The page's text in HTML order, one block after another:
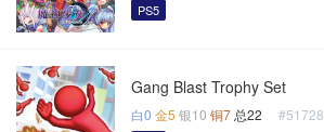
PS5
Gang Blast Trophy Set
白0 金5 银10 铜7 总22 #51728